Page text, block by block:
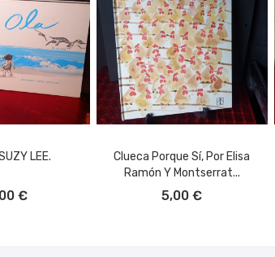
LEE.
€
Clueca Porque Sí, Por Elisa
Ramón Y Montserrat...
5,00 €